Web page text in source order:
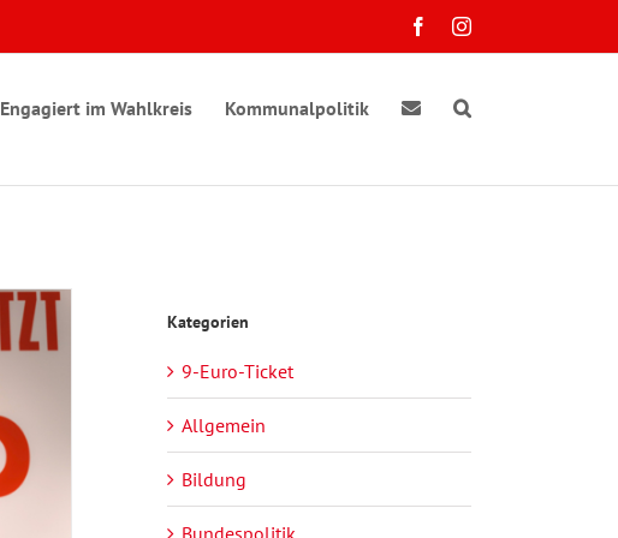
FacebookInstagram
Engagiert im Wahlkreis Kommunalpolitik
Kategorien
9-Euro-Ticket
Allgemein
Bildung